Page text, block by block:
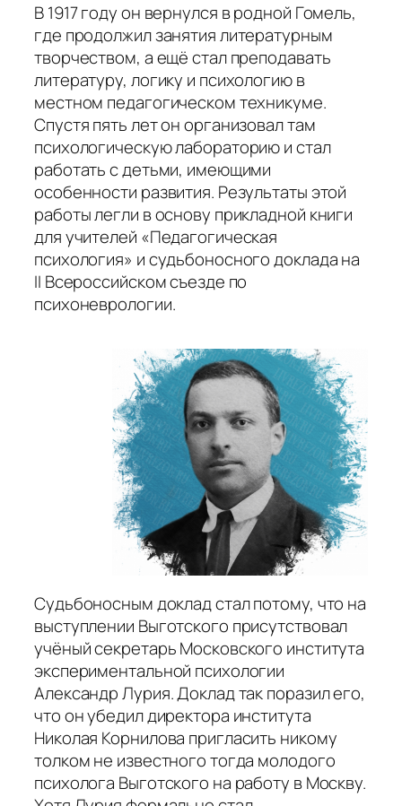
В 1917 году он вернулся в родной Гомель,
где продолжил занятия литературным
творчеством, а ещё стал преподавать
литературу, логику и психологию в
местном педагогическом техникуме.
Спустя пять лет он организовал там
психологическую лабораторию и стал
работать с детьми, имеющими
особенности развития. Результаты этой
работы легли в основу прикладной книги
для учителей «Педагогическая
психология» и судьбоносного доклада на
II Всероссийском съезде по
психоневрологии.
Судьбоносным доклад стал потому, что на
выступлении Выготского присутствовал
учёный секретарь Московского института
экспериментальной психологии
Александр Лурия. Доклад так поразил его,
что он убедил директора института
Николая Корнилова пригласить никому
толком не известного тогда молодого
психолога Выготского на работу в Москву.